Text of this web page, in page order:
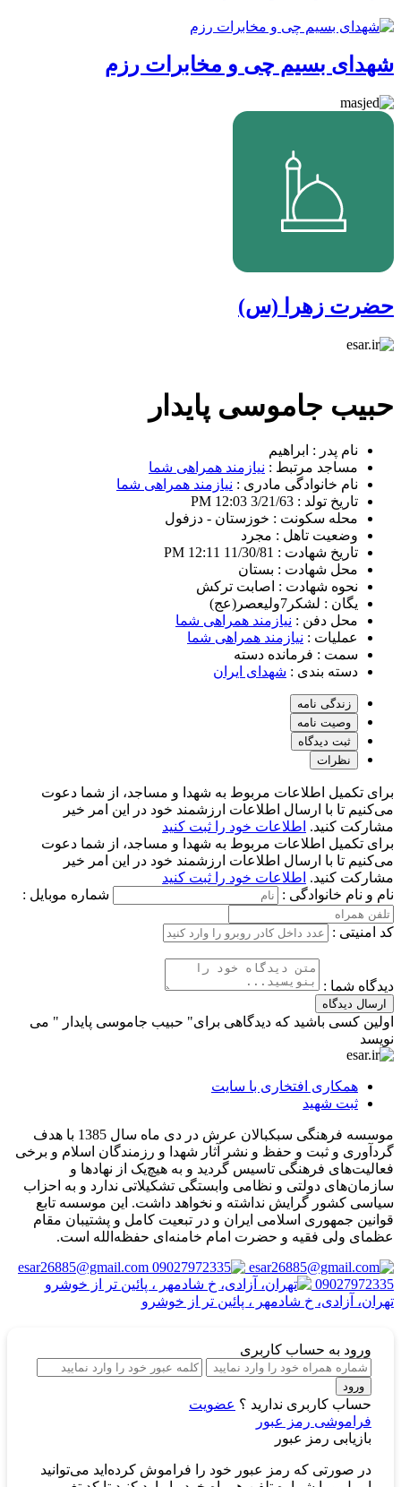
شهدای بسیم چی و مخابرات رزم
حضرت زهرا (س)
حبیب جاموسی پایدار
نام پدر : ابراهیم
مساجد مرتبط : نیازمند همراهی شما
نام خانوادگی مادری : نیازمند همراهی شما
تاریخ تولد : 3/21/63 12:03 PM
محله سکونت : خوزستان - دزفول
وضعیت تاهل : مجرد
تاریخ شهادت : 11/30/81 12:11 PM
محل شهادت : بستان
نحوه شهادت : اصابت ترکش
یگان : لشکر7ولیعصر(عج)
محل دفن : نیازمند همراهی شما
عملیات : نیازمند همراهی شما
سمت : فرمانده دسته
دسته بندی : شهدای ایران
زندگی نامه
وصیت نامه
ثبت دیدگاه
نظرات
برای تکمیل اطلاعات مربوط به شهدا و مساجد، از شما دعوت
می‌کنیم تا با ارسال اطلاعات ارزشمند خود در این امر خیر
مشارکت کنید. اطلاعات خود را ثبت کنید
برای تکمیل اطلاعات مربوط به شهدا و مساجد، از شما دعوت
می‌کنیم تا با ارسال اطلاعات ارزشمند خود در این امر خیر
مشارکت کنید. اطلاعات خود را ثبت کنید
نام و نام خانوادگی :
شماره موبایل :
کد امنیتی :
دیدگاه شما :
ارسال دیدگاه
اولین کسی باشید که دیدگاهی برای" حبیب جاموسی پایدار " می
نویسد
همکاری افتخاری با سایت
ثبت شهید
موسسه فرهنگی سبکبالان عرش در دی ماه سال 1385 با هدف
گردآوری و ثبت و حفظ و نشر آثار شهدا و رزمندگان اسلام و برخی
فعالیت‌های فرهنگی تاسیس گردید و به هیچ‌یک از نهادها و
سازمان‌های دولتی و نظامی وابستگی تشکیلاتی ندارد و به احزاب
سیاسی کشور گرایش نداشته و نخواهد داشت. این موسسه تابع
قوانین جمهوری اسلامی ایران و در تبعیت کامل و پشتیبان مقام
عظمای ولی فقیه و حضرت امام خامنه‌ای حفظه‌الله است.
esar26885@gmail.com
09027972335
تهران، آزادی، خ شادمهر ، پائین تر از خوشرو
ورود به حساب کاربری
ورود
حساب کاربری ندارید ؟ عضویت
فراموشی رمز عبور
بازیابی رمز عبور
در صورتی که رمز عبور خود را فراموش کرده‌اید می‌توانید